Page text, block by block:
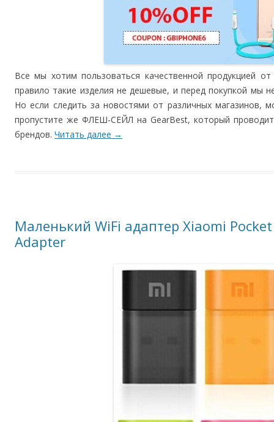
Все мы хотим пользоваться качественной продукцией
правило такие изделия не дешевые, и перед покупкой мы
Но если следить за новостями от различных магазинов,
пропустите же ФЛЕШ-СЕЙЛ на GearBest, который
брендов. Читать далее →
Маленький WiFi адаптер Xiaomi
Adapter